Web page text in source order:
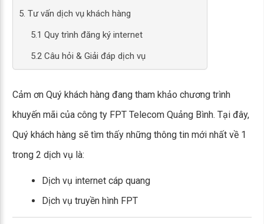
5. Tư vấn dịch vụ khách hàng
5.1 Quy trình đăng ký internet
5.2 Câu hỏi & Giải đáp dịch vụ
Cảm ơn Quý khách hàng đang tham khảo chương trình
khuyến mãi của công ty FPT Telecom Quảng Bình. Tại đây,
Quý khách hàng sẽ tìm thấy những thông tin mới nhất về 1
trong 2 dịch vụ là:
Dịch vụ internet cáp quang
Dịch vụ truyền hình FPT